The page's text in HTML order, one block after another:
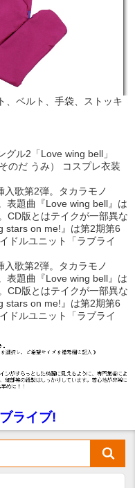
、ベルト、手袋、ストッキ
ル2「Love wing bell」
のだ うみ） コスプレ衣装
歌第2弾。タカラモノ
表題曲『Love wing bell』は
CD版とはテイクが一部異な
stars on me!』は第2期第6
ドルユニット「ラブライ
歌第2弾。タカラモノ
表題曲『Love wing bell』は
CD版とはテイクが一部異な
stars on me!』は第2期第6
ドルユニット「ラブライ
ライブ!